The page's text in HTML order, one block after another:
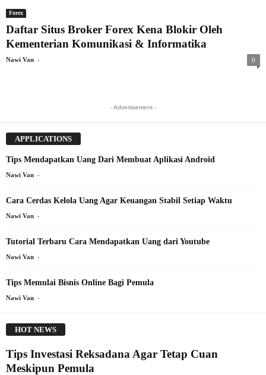
Forex
Daftar Situs Broker Forex Kena Blokir Oleh
Kementerian Komunikasi & Informatika
Nawi Van - 0
- Advertisement -
APPLICATIONS
Tips Mendapatkan Uang Dari Membuat Aplikasi Android
Nawi Van -
Cara Cerdas Kelola Uang Agar Keuangan Stabil Setiap Waktu
Nawi Van -
Tutorial Terbaru Cara Mendapatkan Uang dari Youtube
Nawi Van -
Tips Memulai Bisnis Online Bagi Pemula
Nawi Van -
HOT NEWS
Tips Investasi Reksadana Agar Tetap Cuan
Meskipun Pemula